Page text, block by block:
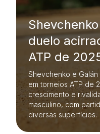
duelo
ATP de
Shevchenko e
em torneios ATP de
crescimento e
masculino, com
diversas superfícies.